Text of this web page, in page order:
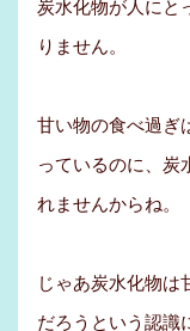
炭水化物が人にと
りません。
甘い物の食べ過ぎ
っているのに、炭
れませんからね。
じゃあ炭水化物は
だろうという認識